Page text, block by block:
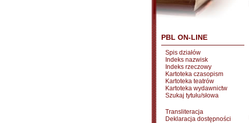
PBL ON-LINE
Spis działów
Indeks nazwisk
Indeks rzeczowy
Kartoteka czasopism
Kartoteka teatrów
Kartoteka wydawnictw
Szukaj tytułu/słowa
Transliteracja
Deklaracja dostępności